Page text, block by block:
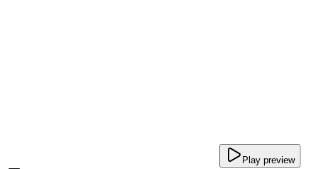
Play preview